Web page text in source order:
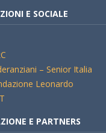
E SOCIALE
– Senior Italia
Leonardo
E PARTNERS